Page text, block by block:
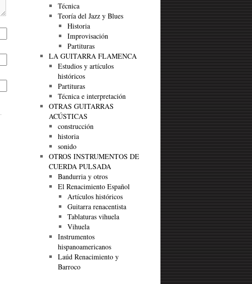
Técnica
Teoría del Jazz y Blues
Historia
Improvisación
Partituras
LA GUITARRA FLAMENCA
Estudios y artículos
históricos
Partituras
Técnica e interpretación
OTRAS GUITARRAS
ACÚSTICAS
construcción
historia
sonido
OTROS INSTRUMENTOS DE
CUERDA PULSADA
Bandurria y otros
El Renacimiento Español
Artículos históricos
Guitarra renacentista
Tablaturas vihuela
Vihuela
Instrumentos
hispanoamericanos
Laúd Renacimiento y
Barroco